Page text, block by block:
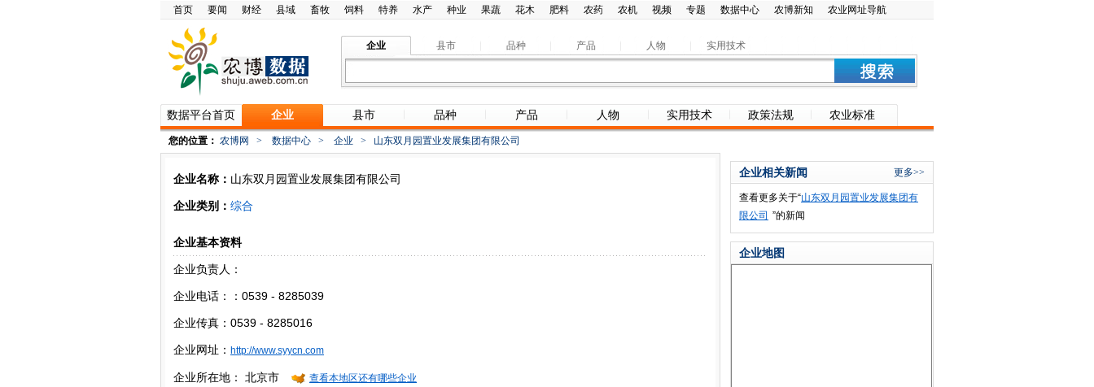
首页 要闻 财经 县域 畜牧 饲料 特养 水产 种业 果蔬 花木 肥料 农药 农机 视频 专题 数据中心 农博新知 农业网址导航
企业 县市 品种 产品 人物 实用技术
数据平台首页 企业 县市 品种 产品 人物 实用技术 政策法规 农业标准
您的位置： 农博网 > 数据中心 > 企业 > 山东双月园置业发展集团有限公司
企业名称： 山东双月园置业发展集团有限公司
企业类别： 综合
企业基本资料
企业负责人：
企业电话：：0539 - 8285039
企业传真：0539 - 8285016
企业网址： http://www.syycn.com
企业所在地： 北京市 查看本地区还有哪些企业
企业相关新闻 更多>>
查看更多关于“山东双月园置业发展集团有
限公司 ”的新闻
企业地图